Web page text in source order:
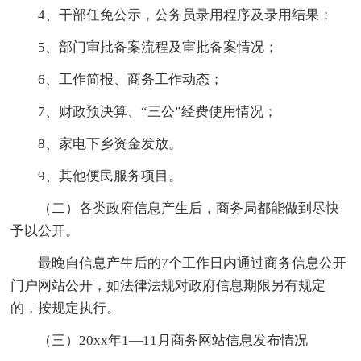
4、干部任免公示，公务员录用程序及录用结果；
5、部门审批备案流程及审批备案情况；
6、工作简报、商务工作动态；
7、财政预决算、“三公”经费使用情况；
8、家电下乡资金发放。
9、其他便民服务项目。
（二）各类政府信息产生后，商务局都能做到尽快
予以公开。
最晚自信息产生后的7个工作日内通过商务信息公开
门户网站公开，如法律法规对政府信息期限另有规定
的，按规定执行。
（三）20xx年1—11月商务网站信息发布情况